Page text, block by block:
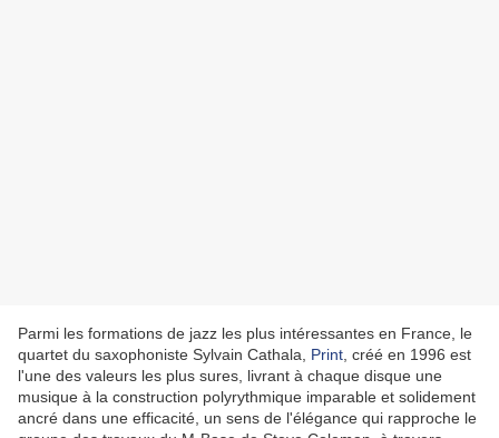
Parmi les formations de jazz les plus intéressantes en France, le
quartet du saxophoniste Sylvain Cathala, Print , créé en 1996 est
l'une des valeurs les plus sures, livrant à chaque disque une
musique à la construction polyrythmique imparable et solidement
ancré dans une efficacité, un sens de l'élégance qui rapproche le